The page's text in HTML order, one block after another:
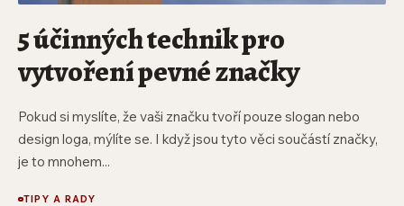
5 účinných technik pro
vytvoření pevné značky
Pokud si myslíte, že vaši značku tvoří pouze slogan nebo
design loga, mýlíte se. I když jsou tyto věci součástí značky,
je to mnohem...
TIPY A RADY